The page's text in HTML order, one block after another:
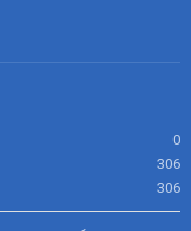
0
306
306